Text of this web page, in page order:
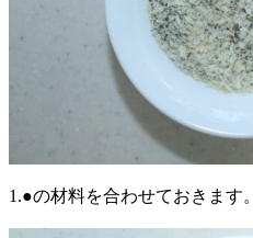
1.●の材料を合わせておきます。